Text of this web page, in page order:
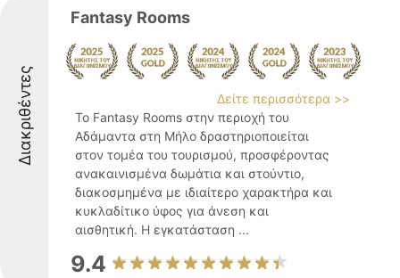
Διακριθέντες
Fantasy Rooms
Δείτε περισσότερα >>
Το Fantasy Rooms στην περιοχή του
Αδάμαντα στη Μήλο δραστηριοποιείται
στον τομέα του τουρισμού, προσφέροντας
ανακαινισμένα δωμάτια και στούντιο,
διακοσμημένα με ιδιαίτερο χαρακτήρα και
κυκλαδίτικο ύφος για άνεση και
αισθητική. Η εγκατάσταση ...
9.4